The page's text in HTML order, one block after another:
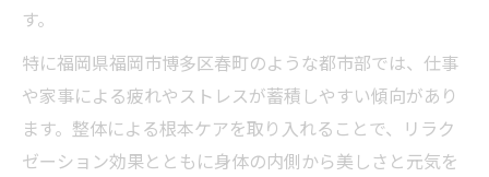
す。
特に福岡県福岡市博多区春町のような都市部では、仕事
や家事による疲れやストレスが蓄積しやすい傾向があり
ます。整体による根本ケアを取り入れることで、リラク
ゼーション効果とともに身体の内側から美しさと元気を